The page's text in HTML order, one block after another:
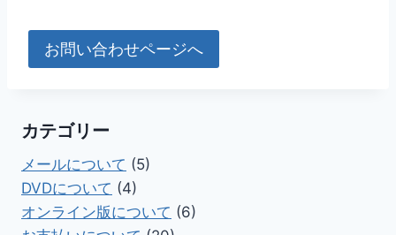
お問い合わせページへ
カテゴリー
メールについて (5)
DVDについて (4)
オンライン版について (6)